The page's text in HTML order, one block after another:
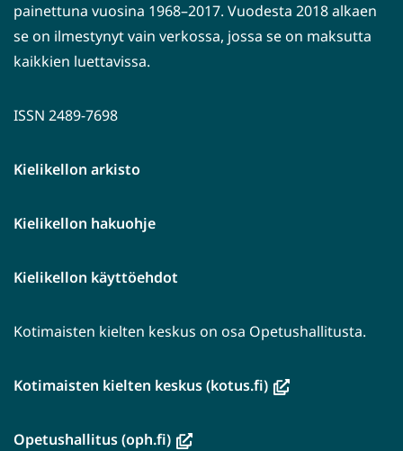
painettuna vuosina 1968–2017. Vuodesta 2018 alkaen
se on ilmestynyt vain verkossa, jossa se on maksutta
kaikkien luettavissa.
ISSN 2489-7698
Kielikellon arkisto
Kielikellon hakuohje
Kielikellon käyttöehdot
Kotimaisten kielten keskus on osa Opetushallitusta.
Kotimaisten kielten keskus (kotus.fi)(avautuu
Opetushallitus (oph.fi)(avautuu